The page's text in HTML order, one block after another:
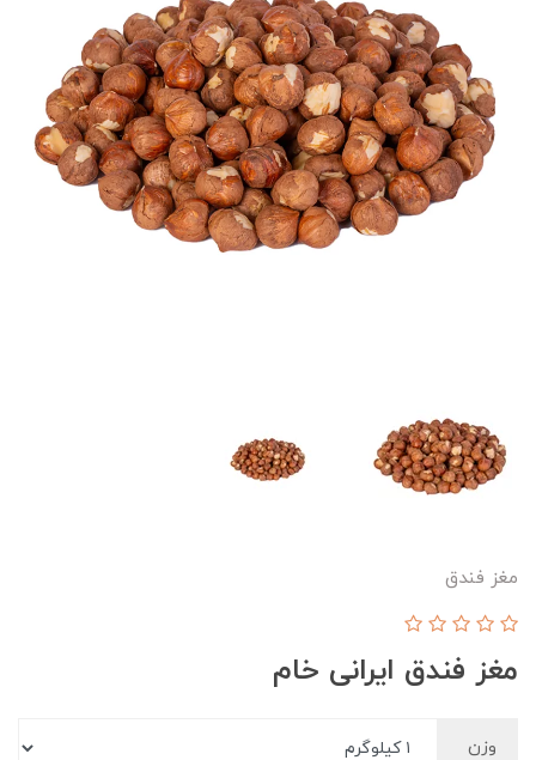
مغز فندق
مغز فندق ایرانی خام
وزن